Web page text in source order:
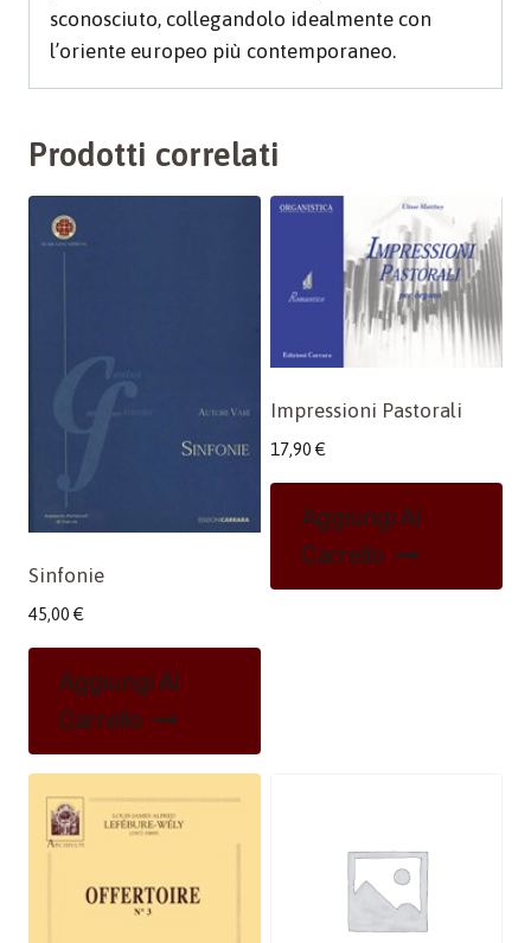
sconosciuto, collegandolo idealmente con
l’oriente europeo più contemporaneo.
Prodotti correlati
Sinfonie
45,00 €
Aggiungi Al
Carrello
Impressioni Pastorali
17,90 €
Aggiungi Al
Carrello